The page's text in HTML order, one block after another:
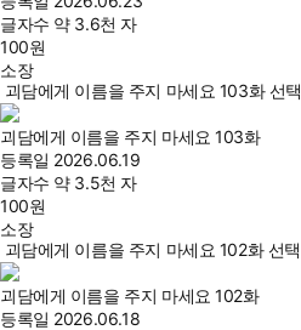
글자수 약 3.6천 자
100원
소장
괴담에게 이름을 주지 마세요 103화 선택
괴담에게 이름을 주지 마세요 103화
등록일 2026.06.19
글자수 약 3.5천 자
100원
소장
괴담에게 이름을 주지 마세요 102화 선택
괴담에게 이름을 주지 마세요 102화
등록일 2026.06.18